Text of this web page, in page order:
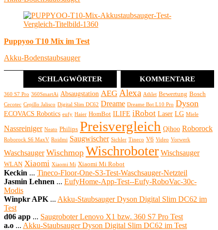
Puppyoo T10 Mix im Test
Akku-Bodenstaubsauger
SCHLAGWÖRTER KOMMENTARE
360 S7 Pro 360SmartAi Absaugstation AEG Alexa Athlet Bewertung Bosch
Cecotec Cepillo Jalisco Digital Slim DC62 Dreame Dreame Bot L10 Pro Dyson
ECOVACS Robotics eufy Haier HomBot ILIFE iRobot Laser LG Miele
Nassreiniger Neato Philips Preisvergleich Qihoo Roborock
Roborock S6 MaxV Roidmi Saugwischer Sichler Tineco V6 Video Vorwerk
Waschsauger Wischmop Wischroboter Wischsauger
WLAN Xiaomi Xiaomi Mi Xiaomi Mi Robot
Keckin ... Tineco-Floor-One-S3-Test-Waschsauger-Netzteil
Jasmin Lehnen ... EufyHome-App-Test--Eufy-RoboVac-30c-
Modis
Winpkr APK ... Akku-Staubsauger Dyson Digital Slim DC62 im
Test
d06 app ... Saugroboter Lenovo X1 bzw. 360 S7 Pro Test
a.o ... Akku-Staubsauger Dyson Digital Slim DC62 im Test